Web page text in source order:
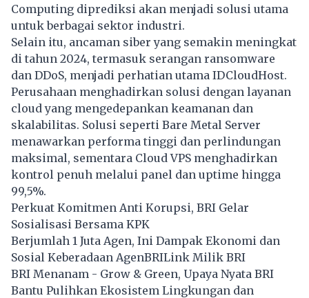
Computing diprediksi akan menjadi solusi utama
untuk berbagai sektor industri.
Selain itu, ancaman siber yang semakin meningkat
di tahun 2024, termasuk serangan ransomware
dan DDoS, menjadi perhatian utama IDCloudHost.
Perusahaan menghadirkan solusi dengan layanan
cloud yang mengedepankan keamanan dan
skalabilitas. Solusi seperti Bare Metal Server
menawarkan performa tinggi dan perlindungan
maksimal, sementara Cloud VPS menghadirkan
kontrol penuh melalui panel dan uptime hingga
99,5%.
Perkuat Komitmen Anti Korupsi, BRI Gelar
Sosialisasi Bersama KPK
Berjumlah 1 Juta Agen, Ini Dampak Ekonomi dan
Sosial Keberadaan AgenBRILink Milik BRI
BRI Menanam - Grow & Green, Upaya Nyata BRI
Bantu Pulihkan Ekosistem Lingkungan dan